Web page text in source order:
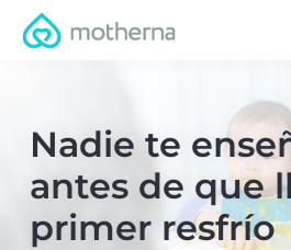
Nadie te
antes de que
primer resfrío